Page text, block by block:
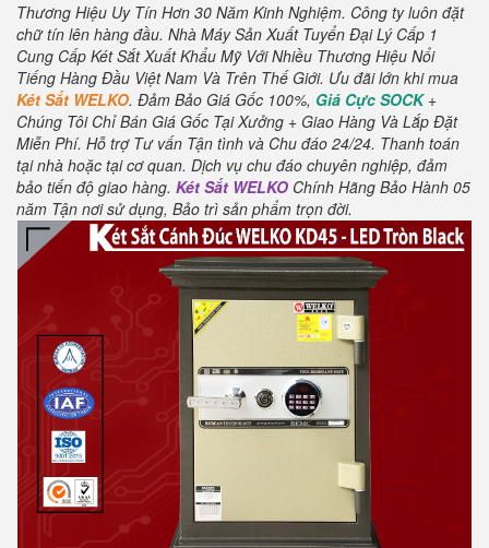
Thương Hiệu Uy Tín Hơn 30 Năm Kinh Nghiệm. Công ty luôn đặt
chữ tín lên hàng đầu. Nhà Máy Sản Xuất Tuyển Đại Lý Cấp 1
Cung Cấp Két Sắt Xuất Khẩu Mỹ Với Nhiều Thương Hiệu Nổi
Tiếng Hàng Đầu Việt Nam Và Trên Thế Giới. Ưu đãi lớn khi mua
Két Sắt WELKO. Đảm Bảo Giá Gốc 100%, Giá Cực SOCK+
Chúng Tôi Chỉ Bán Giá Gốc Tại Xưởng + Giao Hàng Và Lắp Đặt
Miễn Phí. Hỗ trợ Tư vấn Tận tình và Chu đáo 24/24. Thanh toán
tại nhà hoặc tại cơ quan. Dịch vụ chu đáo chuyên nghiệp, đảm
bảo tiến độ giao hàng. Két Sắt WELKO Chính Hãng Bảo Hành 05
năm Tận nơi sử dụng, Bảo trì sản phẩm trọn đời.